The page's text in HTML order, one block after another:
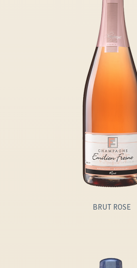
BRUT ROSE